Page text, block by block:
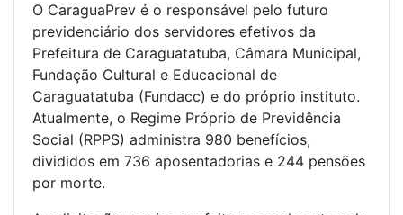
O CaraguaPrev é o responsável pelo futuro
previdenciário dos servidores efetivos da
Prefeitura de Caraguatatuba, Câmara Municipal,
Fundação Cultural e Educacional de
Caraguatatuba (Fundacc) e do próprio instituto.
Atualmente, o Regime Próprio de Previdência
Social (RPPS) administra 980 benefícios,
divididos em 736 aposentadorias e 244 pensões
por morte.